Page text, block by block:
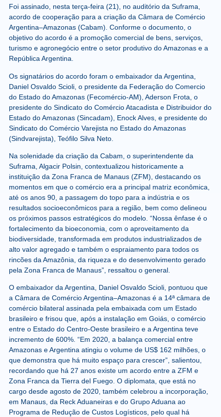
Foi assinado, nesta terça-feira (21), no auditório da Suframa,
acordo de cooperação para a criação da Câmara de Comércio
Argentina–Amazonas (Cabam). Conforme o documento, o
objetivo do acordo é a promoção comercial de bens, serviços,
turismo e agronegócio entre o setor produtivo do Amazonas e a
República Argentina.
Os signatários do acordo foram o embaixador da Argentina,
Daniel Osvaldo Scioli, o presidente da Federação do Comercio
do Estado do Amazonas (Fecomércio-AM), Aderson Frota, o
presidente do Sindicato do Comércio Atacadista e Distribuidor do
Estado do Amazonas (Sincadam), Enock Alves, e presidente do
Sindicato do Comércio Varejista no Estado do Amazonas
(Sindvarejista), Teófilo Silva Neto.
Na solenidade da criação da Cabam, o superintendente da
Suframa, Algacir Polsin, contextualizou historicamente a
instituição da Zona Franca de Manaus (ZFM), destacando os
momentos em que o comércio era a principal matriz econômica,
até os anos 90, a passagem do topo para a indústria e os
resultados socioeconômicos para a região, bem como delineou
os próximos passos estratégicos do modelo. “Nossa ênfase é o
fortalecimento da bioeconomia, com o aproveitamento da
biodiversidade, transformada em produtos industrializados de
alto valor agregado e também o espraiamento para todos os
rincões da Amazônia, da riqueza e do desenvolvimento gerado
pela Zona Franca de Manaus”, ressaltou o general.
O embaixador da Argentina, Daniel Osvaldo Scioli, pontuou que
a Câmara de Comércio Argentina–Amazonas é a 14ª câmara de
comércio bilateral assinada pela embaixada com um Estado
brasileiro e frisou que, após a instalação em Goiás, o comércio
entre o Estado do Centro-Oeste brasileiro e a Argentina teve
incremento de 600%. “Em 2020, a balança comercial entre
Amazonas e Argentina atingiu o volume de US$ 162 milhões, o
que demonstra que há muito espaço para crescer”, salientou,
recordando que há 27 anos existe um acordo entre a ZFM e
Zona Franca da Tierra del Fuego. O diplomata, que está no
cargo desde agosto de 2020, também celebrou a incorporação,
em Manaus, da Reck Aduaneiras e do Grupo Aduana ao
Programa de Redução de Custos Logísticos, pelo qual há